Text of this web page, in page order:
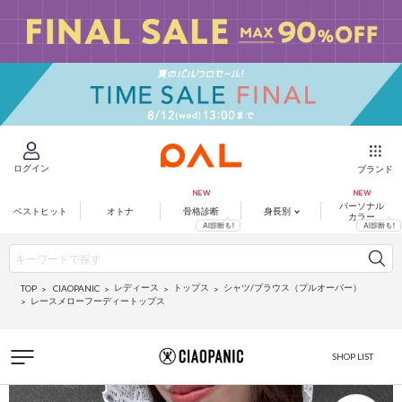
ログイン ブランド
ベストヒット オトナ 骨格診断 身長別
パーソナル
カラー
TOP CIAOPANIC レディース トップス
シャツ/ブラウス（プルオーバー）
レースメローフーディートップス
SHOP LIST